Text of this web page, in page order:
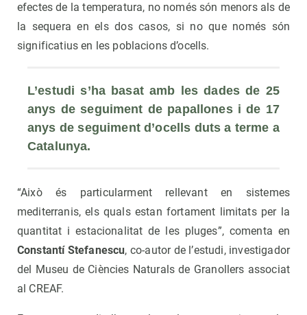
efectes de la temperatura, no només són menors als de
la sequera en els dos casos, si no que només són
significatius en les poblacions d’ocells.
L’estudi s’ha basat amb les dades de 25
anys de seguiment de papallones i de 17
anys de seguiment d’ocells duts a terme a
Catalunya.
“Això és particularment rellevant en sistemes
mediterranis, els quals estan fortament limitats per la
quantitat i estacionalitat de les pluges”, comenta en
Constantí Stefanescu, co-autor de l’estudi, investigador
del Museu de Ciències Naturals de Granollers associat
al CREAF.